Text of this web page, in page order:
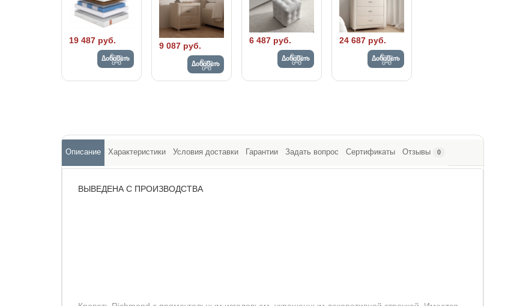
19 487 руб.
Добавить
9 087 руб.
Добавить
6 487 руб.
Добавить
24 687 руб.
Добавить
Описание Характеристики Условия доставки Гарантии Задать вопрос Сертификаты Отзывы 0
ВЫВЕДЕНА С ПРОИЗВОДСТВА